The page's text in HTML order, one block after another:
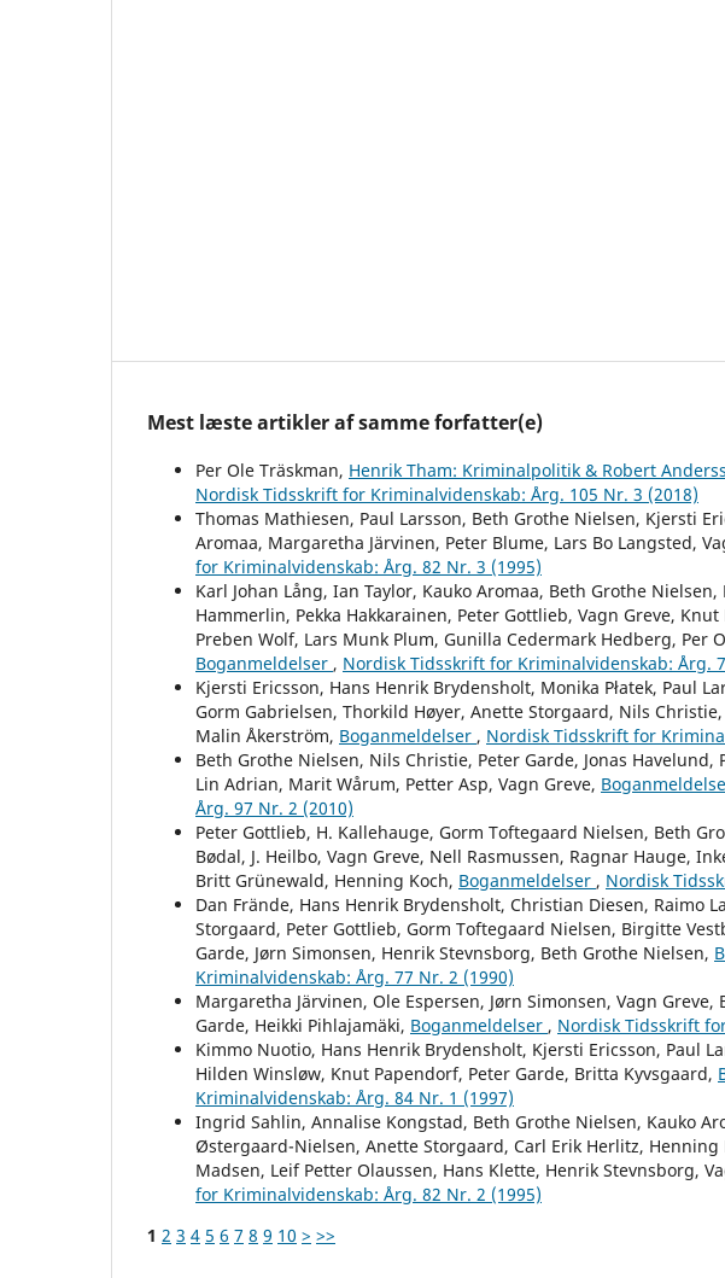
Mest læste artikler af samme forfatter(e)
Per Ole Träskman, Henrik Tham: Kriminalpolitik & Robert
Nordisk Tidsskrift for Kriminalvidenskab: Årg. 105 Nr. 3 (2018)
Thomas Mathiesen, Paul Larsson, Beth Grothe Nielsen, Kjersti
Aromaa, Margaretha Järvinen, Peter Blume, Lars Bo Langsted,
for Kriminalvidenskab: Årg. 82 Nr. 3 (1995)
Karl Johan Lång, Ian Taylor, Kauko Aromaa, Beth Grothe
Hammerlin, Pekka Hakkarainen, Peter Gottlieb, Vagn Greve,
Preben Wolf, Lars Munk Plum, Gunilla Cedermark Hedberg, Per
Boganmeldelser , Nordisk Tidsskrift for Kriminalvidenskab: Årg.
Kjersti Ericsson, Hans Henrik Brydensholt, Monika Płatek, Paul
Gorm Gabrielsen, Thorkild Høyer, Anette Storgaard, Nils
Malin Åkerström, Boganmeldelser , Nordisk Tidsskrift for
Beth Grothe Nielsen, Nils Christie, Peter Garde, Jonas
Lin Adrian, Marit Wårum, Petter Asp, Vagn Greve,
Årg. 97 Nr. 2 (2010)
Peter Gottlieb, H. Kallehauge, Gorm Toftegaard Nielsen, Beth
Bødal, J. Heilbo, Vagn Greve, Nell Rasmussen, Ragnar Hauge,
Britt Grünewald, Henning Koch, Boganmeldelser , Nordisk
Dan Frände, Hans Henrik Brydensholt, Christian Diesen, Raimo
Storgaard, Peter Gottlieb, Gorm Toftegaard Nielsen, Birgitte
Garde, Jørn Simonsen, Henrik Stevnsborg, Beth Grothe Nielsen,
Kriminalvidenskab: Årg. 77 Nr. 2 (1990)
Margaretha Järvinen, Ole Espersen, Jørn Simonsen, Vagn
Garde, Heikki Pihlajamäki, Boganmeldelser , Nordisk Tidsskrift
Kimmo Nuotio, Hans Henrik Brydensholt, Kjersti Ericsson, Paul
Hilden Winsløw, Knut Papendorf, Peter Garde, Britta Kyvsgaard,
Kriminalvidenskab: Årg. 84 Nr. 1 (1997)
Ingrid Sahlin, Annalise Kongstad, Beth Grothe Nielsen, Kauko
Østergaard-Nielsen, Anette Storgaard, Carl Erik Herlitz, Henning
Madsen, Leif Petter Olaussen, Hans Klette, Henrik Stevnsborg,
for Kriminalvidenskab: Årg. 82 Nr. 2 (1995)
1 2 3 4 5 6 7 8 9 10 > >>